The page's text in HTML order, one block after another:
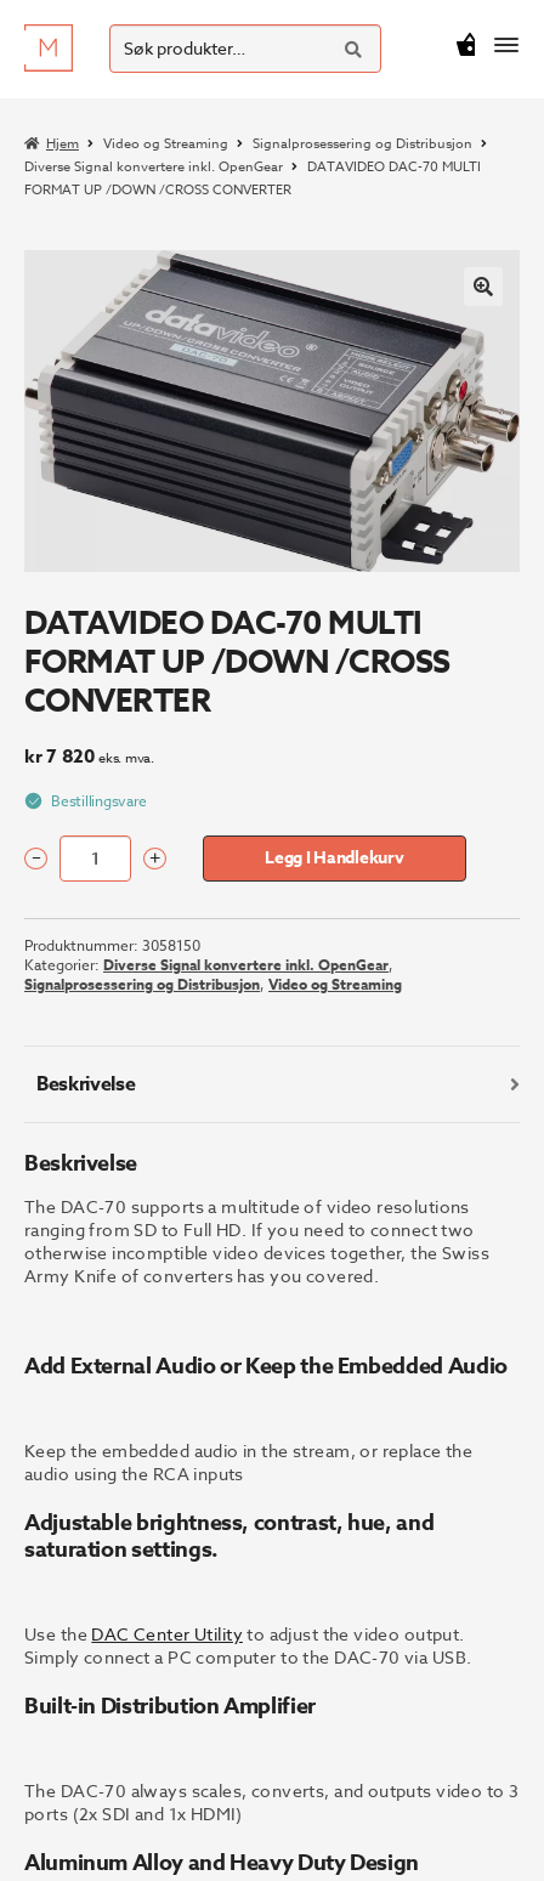
Hopp
til
Hopp
til
Søk
etter:
SØK
kr0
Hjem Video og Streaming
Signalprosessering og Distribusjon
Diverse Signal konvertere inkl. OpenGear
DATAVIDEO DAC-70 MULTI
FORMAT UP /DOWN /CROSS CONVERTER
DATAVIDEO DAC-70 MULTI
FORMAT UP /DOWN /CROSS
CONVERTER
kr7 820 eks. mva.
Bestillingsvare
DATAVIDEO
70
MULTI
FORMAT
UP
CONVERTER
– + Legg I Handlekurv
Produktnummer: 3058150
Kategorier: Diverse Signal konvertere inkl. OpenGear,
Signalprosessering og Distribusjon, Video og Streaming
Beskrivelse
Beskrivelse
The DAC-70 supports a multitude of video resolutions
ranging from SD to Full HD. If you need to connect two
otherwise incomptible video devices together, the Swiss
Army Knife of converters has you covered.
Add External Audio or Keep the Embedded Audio
Keep the embedded audio in the stream, or replace the
audio using the RCA inputs
Adjustable brightness, contrast, hue, and
saturation settings.
Use the DAC Center Utilityto adjust the video output.
Simply connect a PC computer to the DAC-70 via USB.
Built-in Distribution Amplifier
The DAC-70 always scales, converts, and outputs video to 3
ports (2x SDI and 1x HDMI)
Aluminum Alloy and Heavy Duty Design